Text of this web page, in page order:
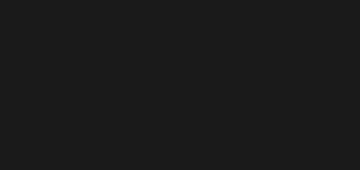
ないとならない な、なんだって
けれど・・・・ もしかしてフレ